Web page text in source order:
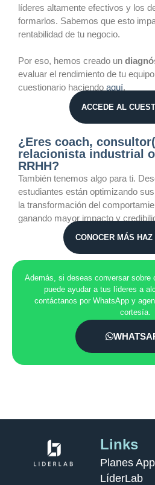
líderes altamente efectivos y los
formarlos. Sabemos que esto
rentabilidad de tu negocio.
Por eso, hemos creado un
evaluar el rendimiento de tu
cuestionario haciendo aquí.
ACCEDE AL
¿Eres coach,
relacionista industrial
RRHH?
También tenemos algo para ti.
estudiantes están optimizando
la transformación del
ganando mayor impacto y
CONOCER MÁS HAZ
Además, si deseas conversar sobre
puede ayudar a tus líderes a
contáctanos por WhatsApp y
cortesía.
Links
Planes App
LíderLab